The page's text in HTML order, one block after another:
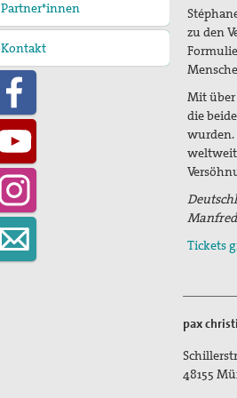
Partner*innen
Kontakt
zu den
Mit über
die
wurden.
weltweit
Manfred
Tickets
pax
48155